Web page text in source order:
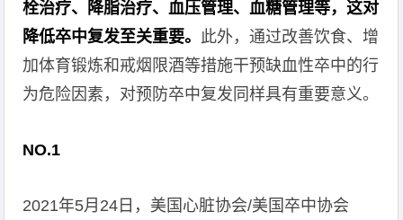
栓治疗、降脂治疗、血压管理、血糖管理等，这对
降低卒中复发至关重要。 此外，通过改善饮食、增
加体育锻炼和戒烟限酒等措施干预缺血性卒中的行
为危险因素，对预防卒中复发同样具有重要意义。
NO.1
2021年5月24日，美国心脏协会/美国卒中协会